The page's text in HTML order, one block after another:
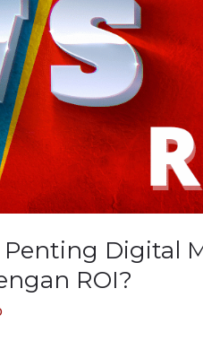
Penting Digital
ROI?